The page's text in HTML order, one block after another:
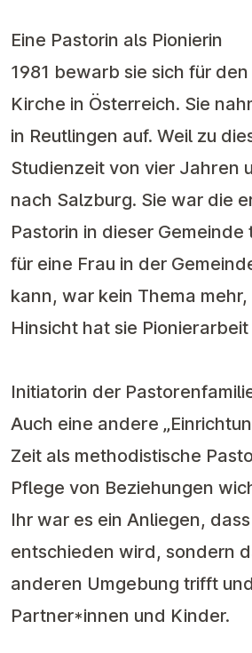
Eine Pastorin als Pionierin
1981 bewarb sie sich für
Kirche in Österreich. Sie
in Reutlingen auf. Weil zu
Studienzeit von vier Jahren
nach Salzburg. Sie war die
Pastorin in dieser
für eine Frau in der
kann, war kein Thema
Hinsicht hat sie
Initiatorin der
Auch eine andere
Zeit als methodistische
Pflege von Beziehungen
Ihr war es ein Anliegen,
entschieden wird, sondern
anderen Umgebung trifft
Partner*innen und Kinder.